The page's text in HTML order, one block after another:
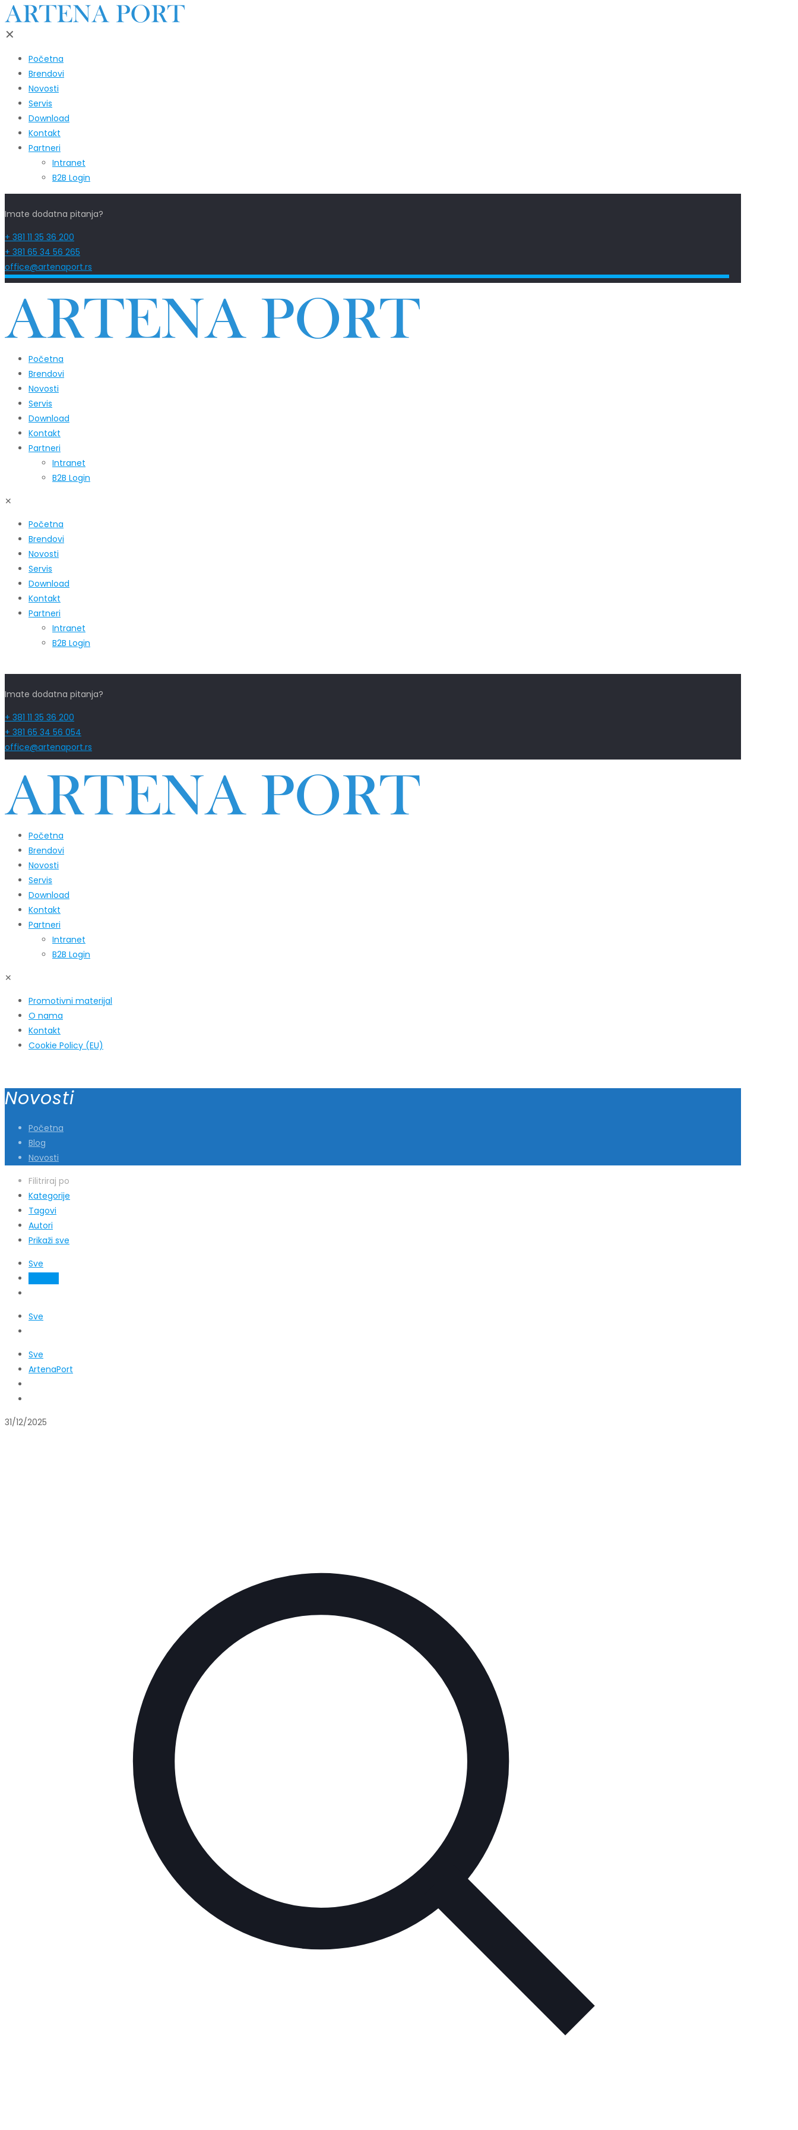
✕
Početna
Brendovi
Novosti
Servis
Download
Kontakt
Partneri
Intranet
B2B Login
Imate dodatna pitanja?
+ 381 11 35 36 200
+ 381 65 34 56 265
office@artenaport.rs
Početna
Brendovi
Novosti
Servis
Download
Kontakt
Partneri
Intranet
B2B Login
✕
Početna
Brendovi
Novosti
Servis
Download
Kontakt
Partneri
Intranet
B2B Login
Imate dodatna pitanja?
+ 381 11 35 36 200
+ 381 65 34 56 054
office@artenaport.rs
Početna
Brendovi
Novosti
Servis
Download
Kontakt
Partneri
Intranet
B2B Login
✕
Promotivni materijal
O nama
Kontakt
Cookie Policy (EU)
Novosti
Početna
Blog
Novosti
Filitriraj po
Kategorije
Tagovi
Autori
Prikaži sve
Sve
Sve
Sve
ArtenaPort
31/12/2025